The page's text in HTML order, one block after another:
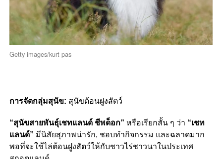
Getty images/kurt pas
การจัดกลุ่มสุนัข: สุนัขต้อนฝูงสัตว์
“สุนัขสายพันธุ์เชทแลนด์ ชีพด็อก” หรือเรียกสั้น ๆ ว่า “เชท
แลนด์” มีนิสัยสุภาพน่ารัก, ชอบทำกิจกรรม และฉลาดมาก
พอที่จะใช้ไล่ต้อนฝูงสัตว์ให้กับชาวไร่ชาวนาในประเทศ